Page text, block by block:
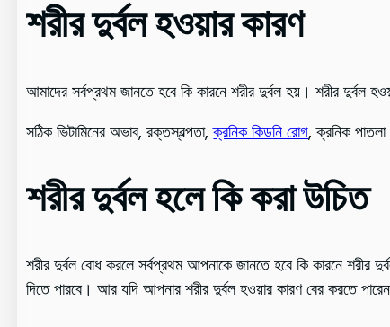
শরীর দুর্বল হওয়ার কারণ
আমাদের সর্বপ্রথম জানতে হবে কি কারনে শরীর দুর্বল হয়। শরীর দুর্বল
সঠিক ভিটামিনের অভাব, রক্তস্বল্পতা,ক্রনিক কিডনি রোগ, ক্রনিক পাতলা
শরীর দুর্বল হলে কি করা উচিত
শরীর দুর্বল বোধ করলে সর্বপ্রথম আপনাকে জানতে হবে কি কারনে শরীর
দিতে পারবে। আর যদি আপনার শরীর দুর্বল হওয়ার কারণ বের করতে